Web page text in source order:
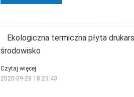
Ekologiczna termiczna płyta
środowisko
Czytaj więcej
2025-09-28 18:23:43